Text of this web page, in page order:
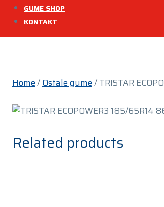
GUME SHOP
KONTAKT
Home/Ostale gume/ TRISTAR
Related products